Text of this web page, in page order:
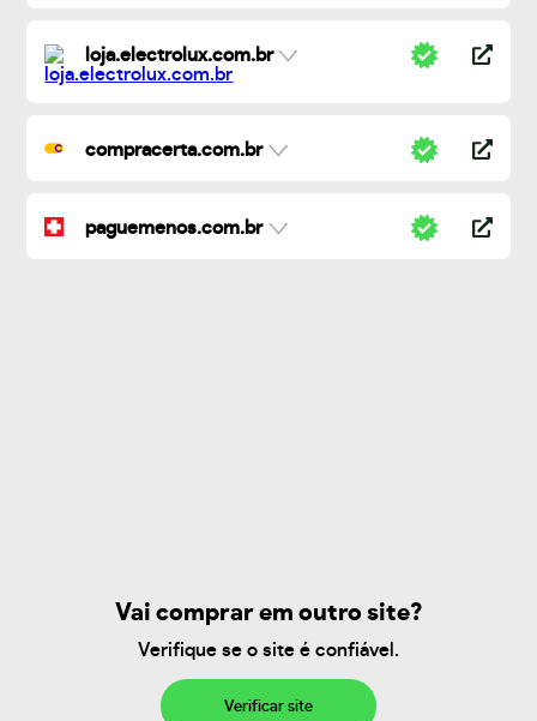
loja.electrolux.com.br
compracerta.com.br
paguemenos.com.br
Vai comprar em outro site?
Verifique se o site é confiável.
Verificar site